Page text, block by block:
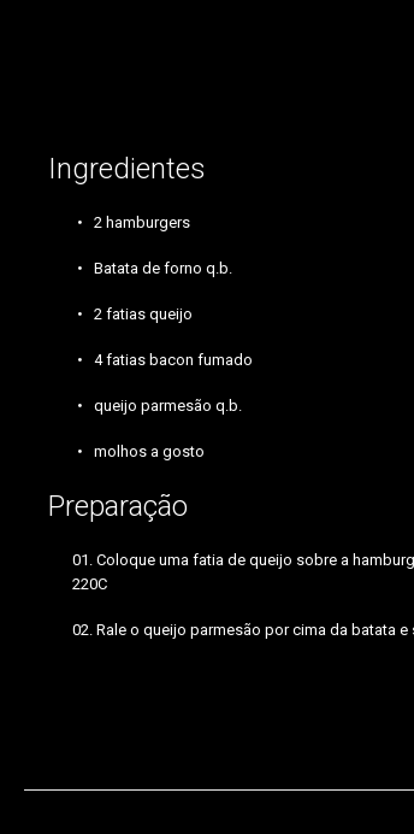
Ingredientes
2 hamburgers
Batata de forno q.b.
2 fatias queijo
4 fatias bacon fumado
queijo parmesão q.b.
molhos a gosto
Preparação
Coloque uma fatia de queijo sobre a
220C
Rale o queijo parmesão por cima da batata e